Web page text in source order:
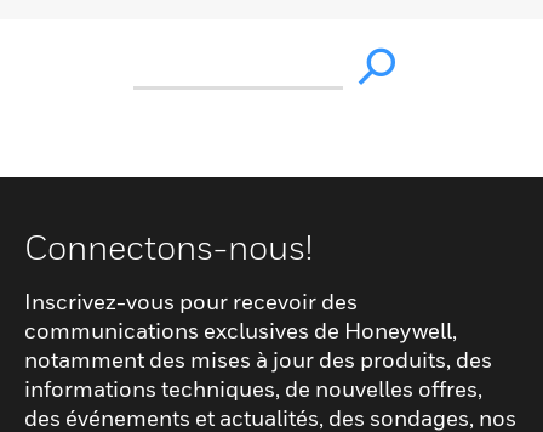
Connectons-nous!
Inscrivez-vous pour recevoir des
communications exclusives de Honeywell,
notamment des mises à jour des produits, des
informations techniques, de nouvelles offres,
des événements et actualités, des sondages, nos